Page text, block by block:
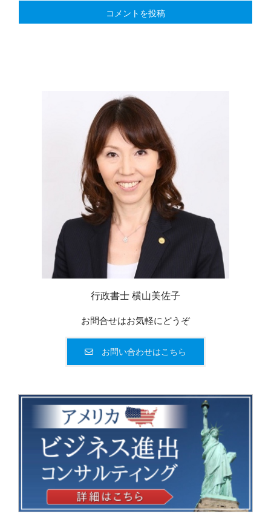
行政書士 横山美佐子
お問合せはお気軽にどうぞ
お問い合わせはこちら